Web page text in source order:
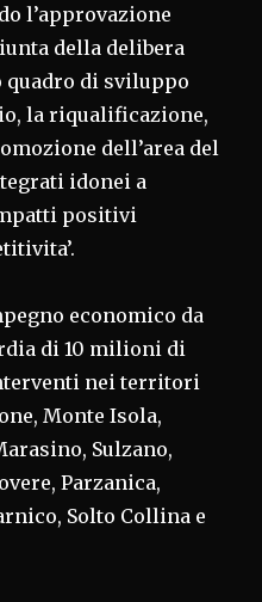
l’approvazione
della delibera
quadro di sviluppo
la riqualificazione,
dell’area del
idonei a
positivi
economico da
di 10 milioni di
nei territori
Monte Isola,
Sulzano,
Parzanica,
Solto Collina e